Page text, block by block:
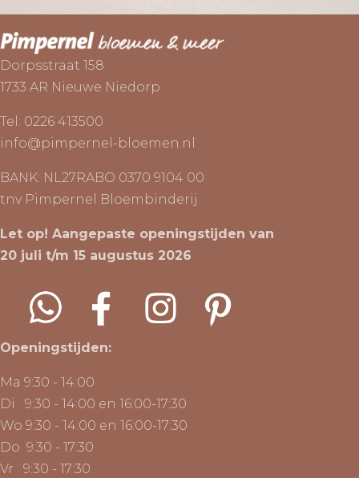
Dorpsstraat 158
1733 AR Nieuwe Niedorp
Tel: 0226 413500
info@pimpernel-bloemen.nl
BANK: NL27RABO 0370 9104 00
tnv Pimpernel Bloembinderij
Let op! Aangepaste openingstijden van
20 juli t/m 15 augustus 2026
Openingstijden:
Ma 9:30 - 14:00
Di 9:30 - 14:00 en 16:00-17:30
Wo 9:30 - 14:00 en 16:00-17:30
Do 9:30 - 17:30
Vr 9:30 - 17:30